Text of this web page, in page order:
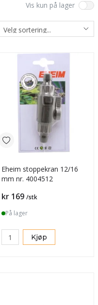
Vis kun på lager
Eheim stoppekran 12/16
mm nr. 4004512
Pris
kr 169 /stk
På lager
Kjøp